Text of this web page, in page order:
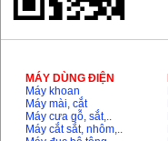
MÁY DÙNG ĐIỆN
Máy khoan
Máy mài, cắt
Máy cưa gỗ, sắt,..
Máy cắt sắt, nhôm,..